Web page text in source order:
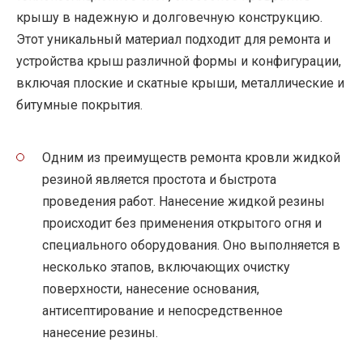
крышу в надежную и долговечную конструкцию.
Этот уникальный материал подходит для ремонта и
устройства крыш различной формы и конфигурации,
включая плоские и скатные крыши, металлические и
битумные покрытия.
Одним из преимуществ ремонта кровли жидкой
резиной является простота и быстрота
проведения работ. Нанесение жидкой резины
происходит без применения открытого огня и
специального оборудования. Оно выполняется в
несколько этапов, включающих очистку
поверхности, нанесение основания,
антисептирование и непосредственное
нанесение резины.